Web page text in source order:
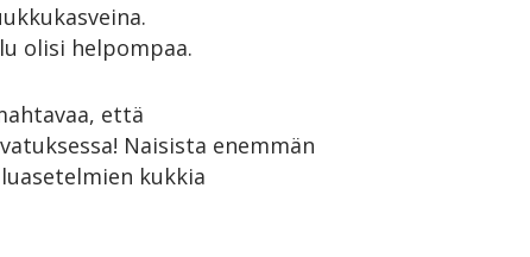
olisi helpompaa.
että
Naisista enemmän
kukkia